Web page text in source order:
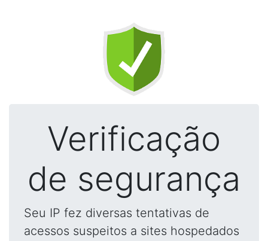
Verificação
de segurança
Seu IP fez diversas tentativas de
acessos suspeitos a sites hospedados